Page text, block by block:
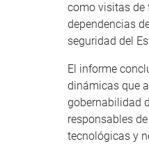
como visitas de
dependencias
seguridad del
El informe
dinámicas que
gobernabilidad
responsables
tecnológicas y